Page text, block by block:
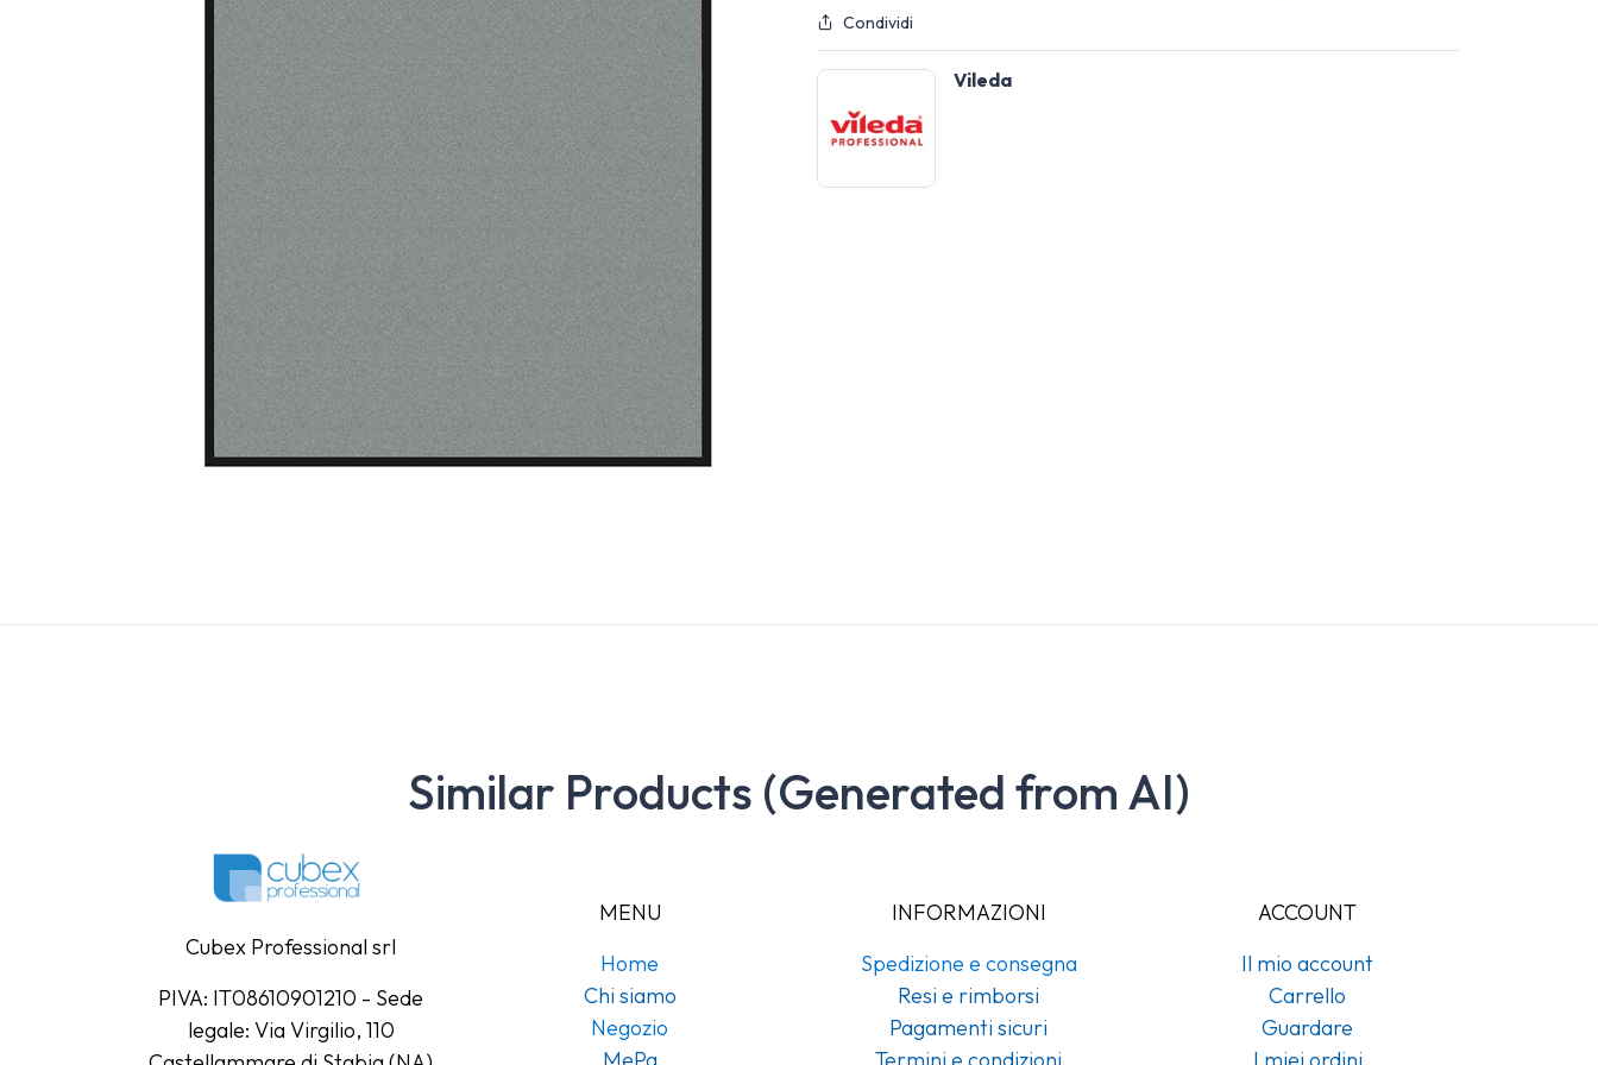
Condividi
Vileda
Similar Products (Generated from AI)
Cubex Professional srl
PIVA: IT08610901210 - Sede
legale: Via Virgilio, 110
MENU
Home
Chi siamo
Negozio
MePa
INFORMAZIONI
Spedizione e consegna
Resi e rimborsi
Pagamenti sicuri
Termini e condizioni
ACCOUNT
Il mio account
Carrello
Guardare
I miei ordini